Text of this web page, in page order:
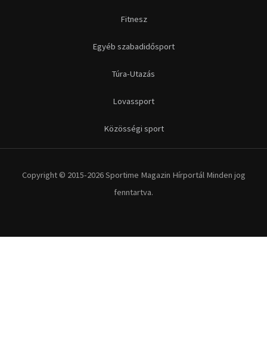
Fitnesz
Egyéb szabadidősport
Túra-Utazás
Lovassport
Közösségi sport
Copyright © 2015-2026 Sportime Magazin Hírportál Minden jog
fenntartva.